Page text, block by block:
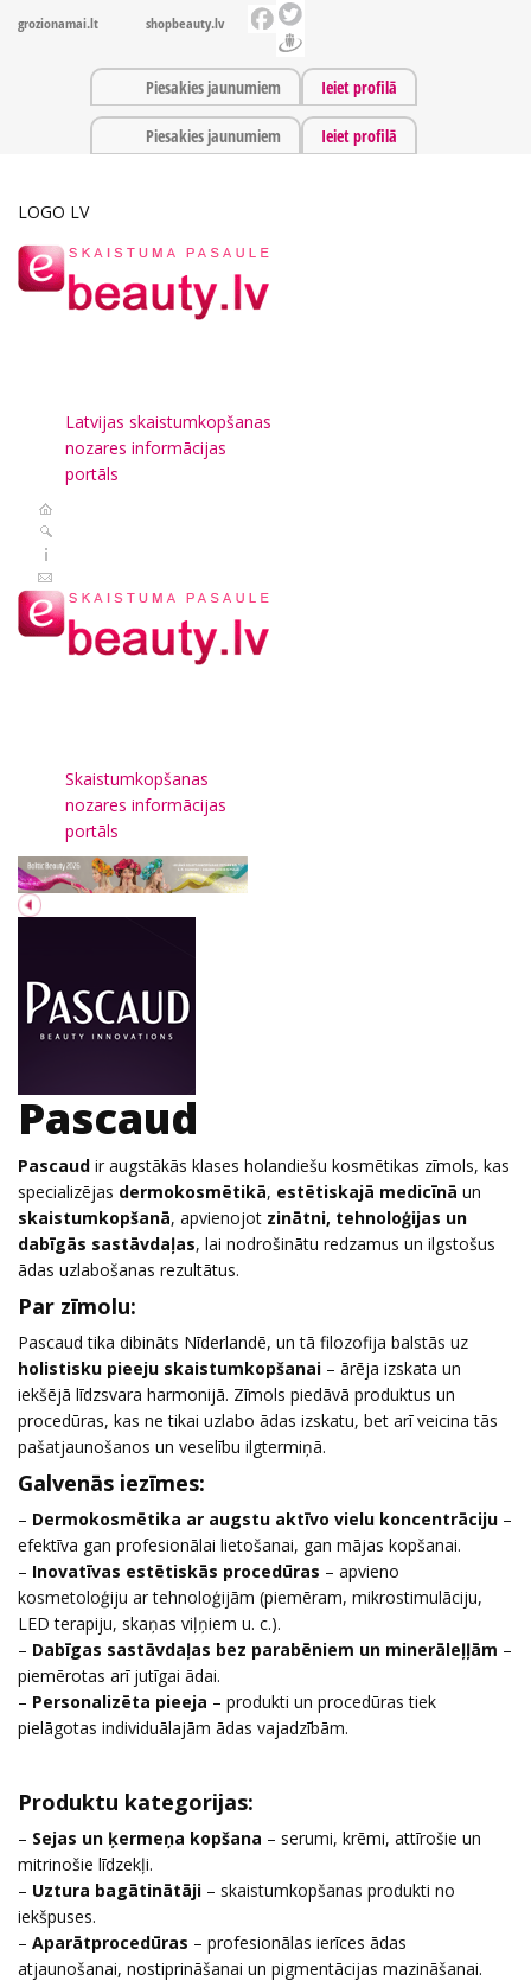
grozionamai.lt shopbeauty.lv
Piesakies jaunumiem Ieiet profilā
Piesakies jaunumiem Ieiet profilā
LOGO LV
Latvijas skaistumkopšanas
nozares informācijas
portāls
Skaistumkopšanas
nozares informācijas
portāls
Pascaud
Pascaud ir augstākās klases holandiešu kosmētikas zīmols, kas
specializējas dermokosmētikā, estētiskajā medicīnā un
skaistumkopšanā, apvienojot zinātni, tehnoloģijas un
dabīgās sastāvdaļas, lai nodrošinātu redzamus un ilgstošus
ādas uzlabošanas rezultātus.
Par zīmolu:
Pascaud tika dibināts Nīderlandē, un tā filozofija balstās uz
holistisku pieeju skaistumkopšanai – ārēja izskata un
iekšējā līdzsvara harmonijā. Zīmols piedāvā produktus un
procedūras, kas ne tikai uzlabo ādas izskatu, bet arī veicina tās
pašatjaunošanos un veselību ilgtermiņā.
Galvenās iezīmes:
– Dermokosmētika ar augstu aktīvo vielu koncentrāciju –
efektīva gan profesionālai lietošanai, gan mājas kopšanai.
– Inovatīvas estētiskās procedūras – apvieno
kosmetoloģiju ar tehnoloģijām (piemēram, mikrostimulāciju,
LED terapiju, skaņas viļņiem u. c.).
– Dabīgas sastāvdaļas bez parabēniem un minerāleļļām –
piemērotas arī jutīgai ādai.
– Personalizēta pieeja – produkti un procedūras tiek
pielāgotas individuālajām ādas vajadzībām.
Produktu kategorijas:
– Sejas un ķermeņa kopšana – serumi, krēmi, attīrošie un
mitrinošie līdzekļi.
– Uztura bagātinātāji – skaistumkopšanas produkti no
iekšpuses.
– Aparātprocedūras – profesionālas ierīces ādas
atjaunošanai, nostiprināšanai un pigmentācijas mazināšanai.